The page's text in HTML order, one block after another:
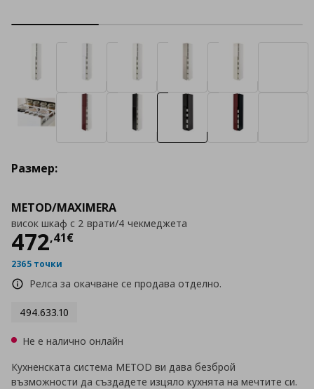
METOD/MAXIMERA
висок шкаф с 2 врати/4 чекмеджета
472,41€
Цена
2365 точки
Релса за окачване се продава отделно.
494.633.10
Размер:
Не е налично онлайн
Кухненската система METOD ви дава безброй
възможности да създадете изцяло кухнята на мечтите си.